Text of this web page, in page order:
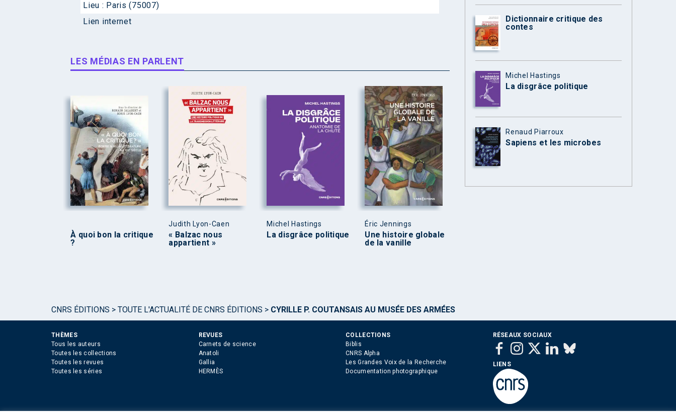
Lieu : Paris (75007)
Lien internet
LES MÉDIAS EN PARLENT
À quoi bon la critique
?
Judith Lyon-Caen
« Balzac nous
appartient »
Michel Hastings
La disgrâce politique
Éric Jennings
Une histoire globale
de la vanille
Dictionnaire critique des
contes
Michel Hastings
La disgrâce politique
Renaud Piarroux
Sapiens et les microbes
CNRS ÉDITIONS > TOUTE L'ACTUALITÉ DE CNRS ÉDITIONS > CYRILLE P. COUTANSAIS AU MUSÉE DES ARMÉES
THÈMES
Tous les auteurs
Toutes les collections
Toutes les revues
Toutes les séries
REVUES
Carnets de science
Anatoli
Gallia
HERMÈS
COLLECTIONS
Biblis
CNRS Alpha
Les Grandes Voix de la Recherche
Documentation photographique
RÉSEAUX SOCIAUX
LIENS